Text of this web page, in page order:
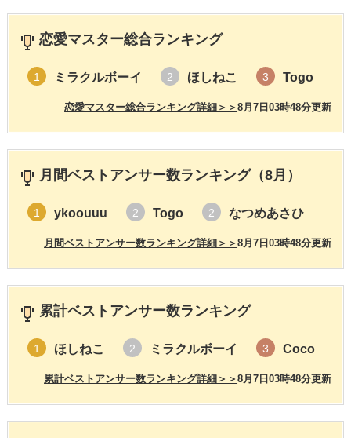
恋愛マスター総合ランキング
1 ミラクルボーイ 2 ほしねこ 3 Togo
8月7日03時48分更新
恋愛マスター総合ランキング詳細＞＞
月間ベストアンサー数ランキング（8月）
1 ykoouuu 2 Togo 2 なつめあさひ
8月7日03時48分更新
月間ベストアンサー数ランキング詳細＞＞
累計ベストアンサー数ランキング
1 ほしねこ 2 ミラクルボーイ 3 Coco
8月7日03時48分更新
累計ベストアンサー数ランキング詳細＞＞